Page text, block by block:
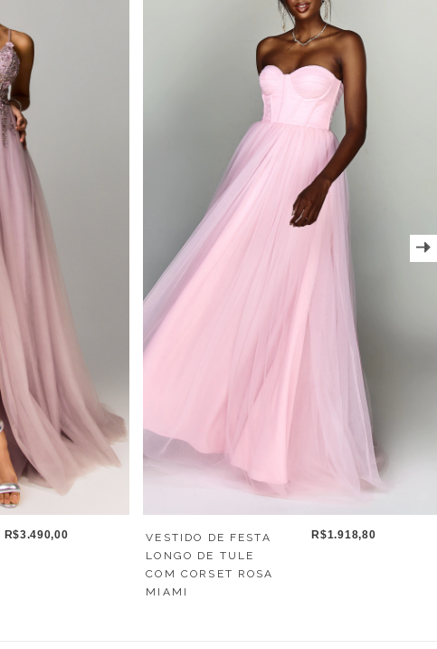
R$3.490,00
VESTIDO DE FESTA
LONGO DE TULE
COM CORSET ROSA
MIAMI
R$1.918,80